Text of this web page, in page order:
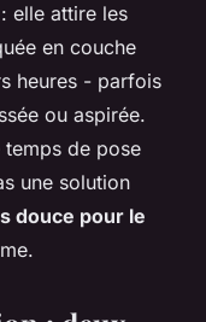
elle attire les
en couche
heures - parfois
ou aspirée.
temps de pose
une solution
douce pour le